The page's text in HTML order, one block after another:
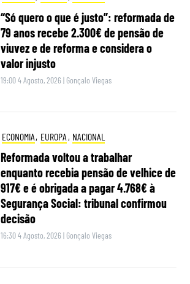
“Só quero o que é justo”: reformada de
79 anos recebe 2.300€ de pensão de
viuvez e de reforma e considera o
valor injusto
19:00 4 Agosto, 2026 | Gonçalo Viegas
ECONOMIA, EUROPA , NACIONAL
Reformada voltou a trabalhar
enquanto recebia pensão de velhice de
917€ e é obrigada a pagar 4.768€ à
Segurança Social: tribunal confirmou
decisão
16:30 4 Agosto, 2026 | Gonçalo Viegas